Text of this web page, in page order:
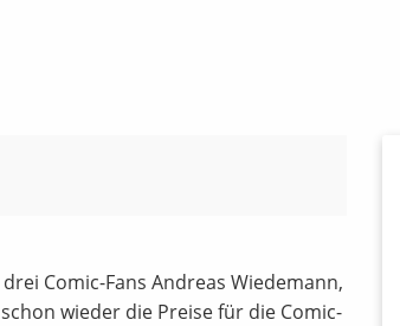
Comic-Fans Andreas Wiedemann,
wieder die Preise für die Comic-